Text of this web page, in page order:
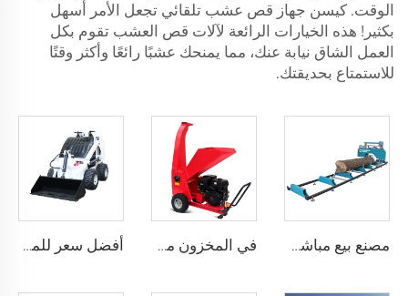
الوقت. كيسن جهاز قص عشب تلقائي تجعل الأمر أسهل
بكثير! هذه الخيارات الرائعة لآلات قص العشب تقوم بكل
العمل الشاق نيابة عنك، مما يمنحك عشبًا رائعًا وأكثر وقتًا
للاستمتاع بحديقتك.
مصنع بيع مباشر لشركة كيسن بقطر 36 بوصة، منشار أفقية محمولة تعمل تلقائيًا مع مقطورة في المخزون محطم الأخشاب بدء كهربائي بالبنزين سعة 100 مم قوة 15 حصان آلة تكسير الخشب أفضل سعر للمنتج الصيني الجديد: حفار صغير للتحميل